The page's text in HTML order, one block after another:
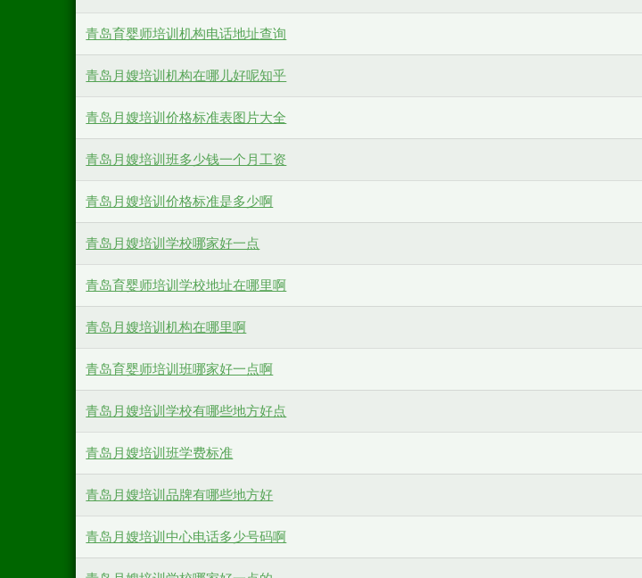
青岛育婴师培训机构电话地址查询
青岛月嫂培训机构在哪儿好呢知乎
青岛月嫂培训价格标准表图片大全
青岛月嫂培训班多少钱一个月工资
青岛月嫂培训价格标准是多少啊
青岛月嫂培训学校哪家好一点
青岛育婴师培训学校地址在哪里啊
青岛月嫂培训机构在哪里啊
青岛育婴师培训班哪家好一点啊
青岛月嫂培训学校有哪些地方好点
青岛月嫂培训班学费标准
青岛月嫂培训品牌有哪些地方好
青岛月嫂培训中心电话多少号码啊